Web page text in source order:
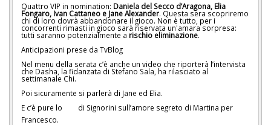
Quattro VIP in nomination: Daniela del Secco d’Aragona, Elia
Fongaro, Ivan Cattaneo e Jane Alexander. Questa sera scopriremo
chi di loro dovrà abbandonare il gioco. Non è tutto, per i
concorrenti rimasti in gioco sarà riservata un'amara sorpresa:
tutti saranno potenzialmente a rischio eliminazione.
Anticipazioni prese da TvBlog
Nel menu della serata c’è anche un video che riporterà l’intervista
che Dasha, la fidanzata di Stefano Sala, ha rilasciato al
settimanale Chi.
Poi sicuramente si parlerà di Jane ed Elia.
E c’è pure lo
di Signorini sull’amore segreto di Martina per
Francesco.